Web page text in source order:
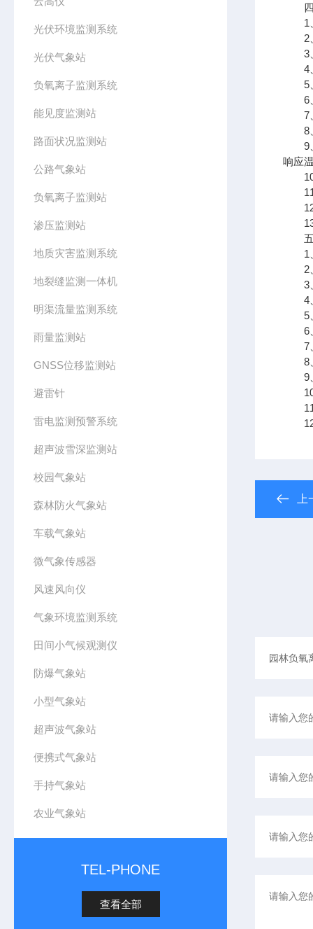
光伏环境监测系统
光伏气象站
负氧离子监测系统
能见度监测站
路面状况监测站
公路气象站
负氧离子监测站
渗压监测站
地质灾害监测系统
地裂缝监测一体机
明渠流量监测系统
雨量监测站
GNSS位移监测站
避雷针
雷电监测预警系统
超声波雪深监测站
校园气象站
森林防火气象站
车载气象站
微气象传感器
风速风向仪
气象环境监测系统
田间小气候观测仪
防爆气象站
小型气象站
超声波气象站
便携式气象站
手持气象站
农业气象站
TEL-PHONE
查看全部
四
1、
2、
3、
4、
5、
6、
7、
8、
9、
响应
10
11
12
13
五
1、
2、
3、
4、
5、
6、
7、
8、
9、
10
11
12